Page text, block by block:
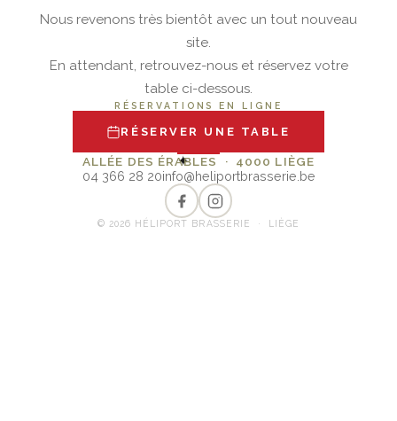
Nous revenons très bientôt avec un tout nouveau
site.
En attendant, retrouvez-nous et réservez votre
table ci-dessous.
RÉSERVATIONS EN LIGNE
RÉSERVER UNE TABLE
✦
ALLÉE DES ÉRABLES · 4000 LIÈGE
04 366 28 20info@heliportbrasserie.be
© 2026 HÉLIPORT BRASSERIE · LIÈGE